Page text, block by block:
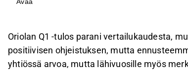
Yhteisyritys Kronansin tulos jäi
Oriola toisti koko vuoden
kustannusinflaation vuoksi.
Yhtiö julkisti uudet taloudelliset
Oriolan Q1 -tulos parani vertailukaudesta,
positiivisen ohjeistuksen, mutta
yhtiössä arvoa, mutta lähivuosille myös